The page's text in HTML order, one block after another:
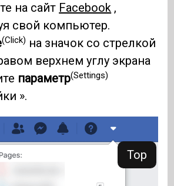
Top
на сайт Facebook ,
свой компьютер.
(Click) на значок со стрелкой
верхнем углу экрана
параметр(Settings)
».